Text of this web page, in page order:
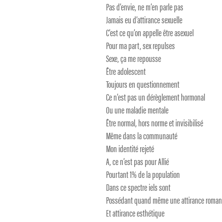
Pas d’envie, ne m’en parle pas
Jamais eu d’attirance sexuelle
C’est ce qu’on appelle être asexuel
Pour ma part, sex repulses
Sexe, ça me repousse
Être adolescent
Toujours en questionnement
Ce n’est pas un dérèglement hormonal
Ou une maladie mentale
Être normal, hors norme et invisibilisé
Même dans la communauté
Mon identité rejeté
A, ce n’est pas pour Allié
Pourtant 1% de la population
Dans ce spectre iels sont
Possédant quand même une attirance
Et attirance esthétique